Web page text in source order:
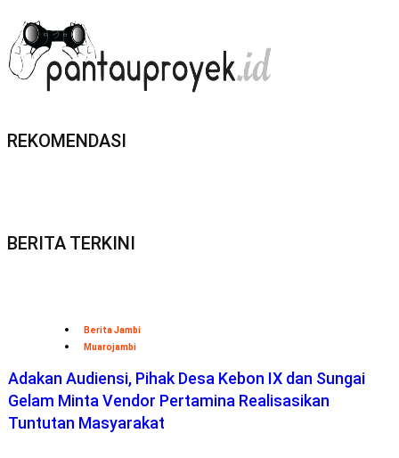
REKOMENDASI
BERITA TERKINI
Berita Jambi
Muarojambi
Adakan Audiensi, Pihak Desa Kebon IX dan Sungai
Gelam Minta Vendor Pertamina Realisasikan
Tuntutan Masyarakat